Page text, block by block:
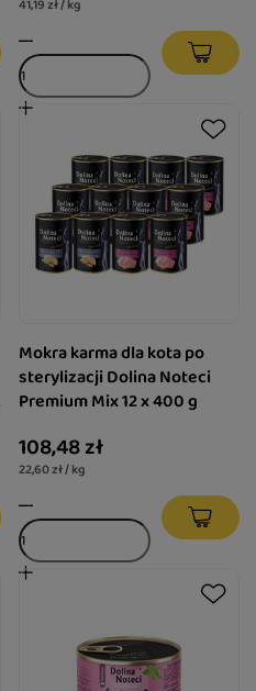
41,19 zł / kg
Mokra karma dla kota po
sterylizacji Dolina Noteci
Premium Mix 12 x 400 g
108,48 zł
22,60 zł / kg